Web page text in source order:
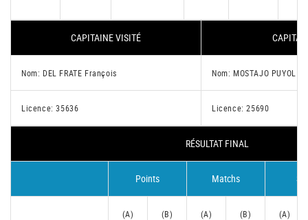
CAPITAINE VISITÉ
Nom: DEL FRATE François Nom: MOSTAJO PUYOL
Licence: 35636 Licence: 25690
RÉSULTAT FINAL
Points Matchs
(A) (B) (A) (B) (A)